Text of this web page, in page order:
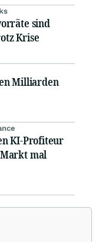
sind
Krise
Milliarden
KI-Profiteur
mal